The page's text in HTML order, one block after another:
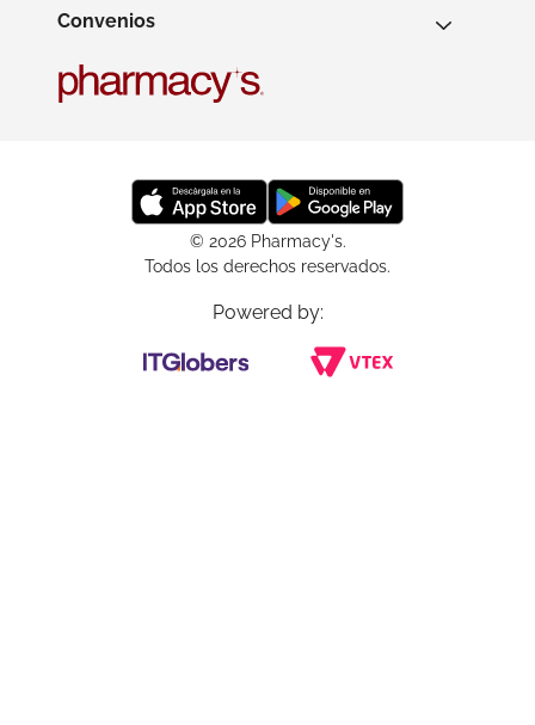
Convenios
© 2026 Pharmacy's.
Todos los derechos reservados.
Powered by: